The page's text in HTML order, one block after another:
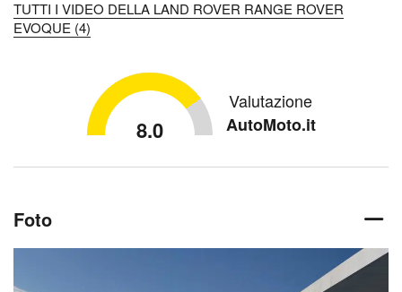
TUTTI I VIDEO DELLA LAND ROVER RANGE ROVER
EVOQUE (4)
8.0
Valutazione
AutoMoto.it
Foto